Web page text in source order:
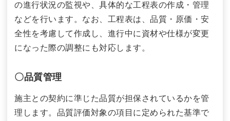
の進行状況の監視や、具体的な工程表の作成・管理
などを行います。なお、工程表は、品質・原価・安
全性を考慮して作成し、進行中に資材や仕様が変更
になった際の調整にも対応します。
〇品質管理
施主との契約に準じた品質が担保されているかを管
理します。品質評価対象の項目に定められた基準で